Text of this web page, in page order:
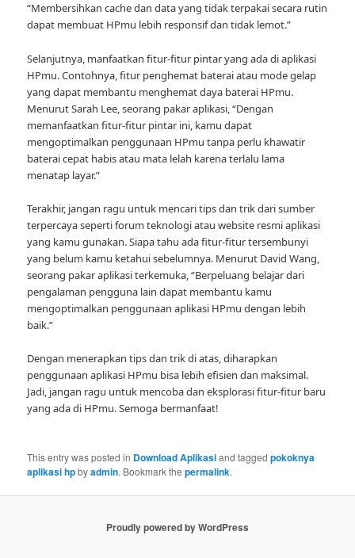
“Membersihkan cache dan data yang tidak terpakai secara rutin
dapat membuat HPmu lebih responsif dan tidak lemot.”
Selanjutnya, manfaatkan fitur-fitur pintar yang ada di aplikasi
HPmu. Contohnya, fitur penghemat baterai atau mode gelap
yang dapat membantu menghemat daya baterai HPmu.
Menurut Sarah Lee, seorang pakar aplikasi, “Dengan
memanfaatkan fitur-fitur pintar ini, kamu dapat
mengoptimalkan penggunaan HPmu tanpa perlu khawatir
baterai cepat habis atau mata lelah karena terlalu lama
menatap layar.”
Terakhir, jangan ragu untuk mencari tips dan trik dari sumber
terpercaya seperti forum teknologi atau website resmi aplikasi
yang kamu gunakan. Siapa tahu ada fitur-fitur tersembunyi
yang belum kamu ketahui sebelumnya. Menurut David Wang,
seorang pakar aplikasi terkemuka, “Berpeluang belajar dari
pengalaman pengguna lain dapat membantu kamu
mengoptimalkan penggunaan aplikasi HPmu dengan lebih
baik.”
Dengan menerapkan tips dan trik di atas, diharapkan
penggunaan aplikasi HPmu bisa lebih efisien dan maksimal.
Jadi, jangan ragu untuk mencoba dan eksplorasi fitur-fitur baru
yang ada di HPmu. Semoga bermanfaat!
This entry was posted in Download Aplikasiand taggedpokoknya
aplikasi hpbyadmin. Bookmark thepermalink.
Proudly powered by WordPress